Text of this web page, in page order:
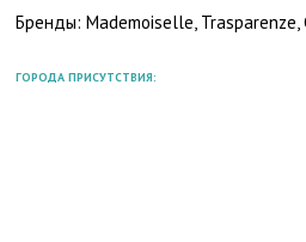
Бренды: Madеmoiselle, Trasparenze,
ГОРОДА ПРИСУТСТВИЯ: